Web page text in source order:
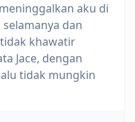
aku di
dan
khawatir
Jace, dengan
tidak mungkin